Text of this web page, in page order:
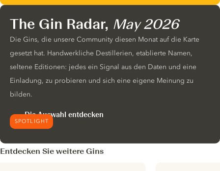
SPOTLIGHT
The Gin Radar, May 2026
Die Gins, die unsere Community diesen Monat auf die Karte
gesetzt hat. Handwerkliche Destillerien, etablierte Namen,
seltene Editionen: jedes ein Signal aus den Daten und eine
Einladung, zu probieren und sich eine eigene Meinung zu
bilden.
Die Auswahl entdecken
Entdecken Sie weitere Gins